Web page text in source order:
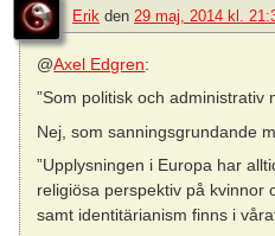
Erik den 29 maj, 2014 kl.
@Axel Edgren:
”Som politisk och administrativ
Nej, som sanningsgrundande
”Upplysningen i Europa har
religiösa perspektiv på kvinnor
samt identitärianism finns i